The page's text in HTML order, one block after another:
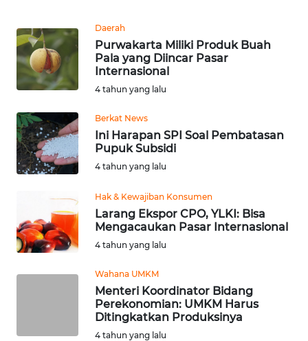
Daerah
Purwakarta Miliki Produk Buah
Pala yang Diincar Pasar
Internasional
4 tahun yang lalu
Berkat News
Ini Harapan SPI Soal Pembatasan
Pupuk Subsidi
4 tahun yang lalu
Hak & Kewajiban Konsumen
Larang Ekspor CPO, YLKI: Bisa
Mengacaukan Pasar Internasional
4 tahun yang lalu
Wahana UMKM
Menteri Koordinator Bidang
Perekonomian: UMKM Harus
Ditingkatkan Produksinya
4 tahun yang lalu
INDEKS
BERITA
KAMI
INFO
IKLAN
TENTANG
PEDOMAN
SIBER